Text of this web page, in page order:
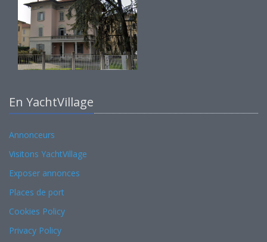
En YachtVillage
Annonceurs
Visitons YachtVillage
Exposer annonces
Places de port
Cookies Policy
Privacy Policy